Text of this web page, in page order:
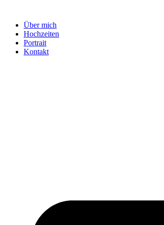
wechselnÜber mich
Hochzeiten
Portrait
Kontakt